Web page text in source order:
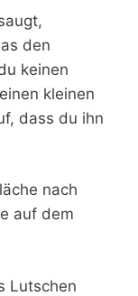
den
keinen
kleinen
dass du ihn
nach
auf dem
Lutschen